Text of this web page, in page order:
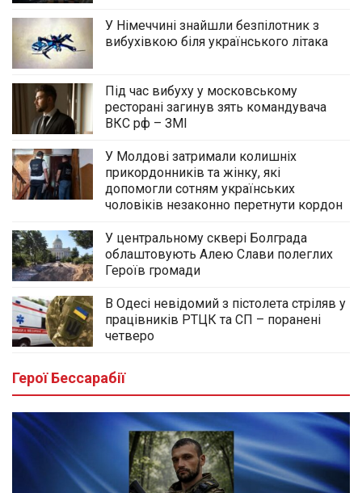
У Німеччині знайшли безпілотник з
вибухівкою біля українського літака
Під час вибуху у московському
ресторані загинув зять командувача
ВКС рф – ЗМІ
У Молдові затримали колишніх
прикордонників та жінку, які
допомогли сотням українських
чоловіків незаконно перетнути кордон
У центральному сквері Болграда
облаштовують Алею Слави полеглих
Героїв громади
В Одесі невідомий з пістолета стріляв у
працівників РТЦК та СП – поранені
четверо
Герої Бессарабії